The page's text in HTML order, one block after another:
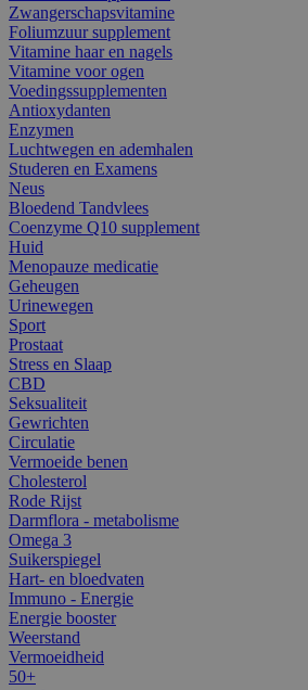
Zwangerschapsvitamine
Foliumzuur supplement
Vitamine haar en nagels
Vitamine voor ogen
Voedingssupplementen
Antioxydanten
Enzymen
Luchtwegen en ademhalen
Studeren en Examens
Neus
Bloedend Tandvlees
Coenzyme Q10 supplement
Huid
Menopauze medicatie
Geheugen
Urinewegen
Sport
Prostaat
Stress en Slaap
CBD
Seksualiteit
Gewrichten
Circulatie
Vermoeide benen
Cholesterol
Rode Rijst
Darmflora - metabolisme
Omega 3
Suikerspiegel
Hart- en bloedvaten
Immuno - Energie
Energie booster
Weerstand
Vermoeidheid
50+